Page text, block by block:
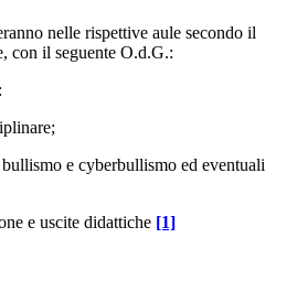
nelle rispettive aule secondo il
con il seguente O.d.G.:
e cyberbullismo ed eventuali
e uscite didattiche [1]